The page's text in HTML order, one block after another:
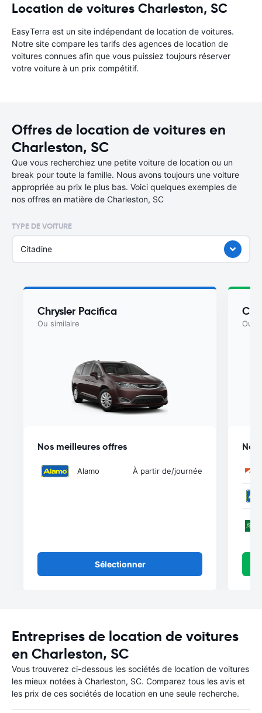
Location de voitures Charleston, SC
EasyTerra est un site indépendant de location de voitures.
Notre site compare les tarifs des agences de location de
voitures connues afin que vous puissiez toujours réserver
votre voiture à un prix compétitif.
Offres de location de voitures en
Charleston, SC
Que vous recherchiez une petite voiture de location ou un
break pour toute la famille. Nous avons toujours une voiture
appropriée au prix le plus bas. Voici quelques exemples de
nos offres en matière de Charleston, SC
TYPE DE VOITURE
Citadine
Chrysler Pacifica
Ou similaire
Nos meilleures offres
Alamo À partir de/journée
Sélectionner
Ou
Nos
Entreprises de location de voitures
en Charleston, SC
Vous trouverez ci-dessous les sociétés de location de voitures
les mieux notées à Charleston, SC. Comparez tous les avis et
les prix de ces sociétés de location en une seule recherche.